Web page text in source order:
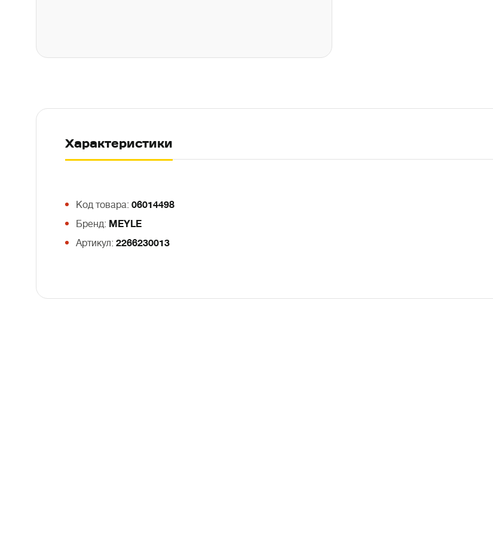
Характеристики
Код товара: 06014498
Бренд: MEYLE
Артикул: 2266230013